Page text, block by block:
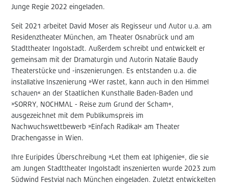
Junge Regie 2022 eingeladen.
Seit 2021 arbeitet David Moser als Regisseur und Autor u.a. am
Residenztheater München, am Theater Osnabrück und am
Stadttheater Ingolstadt. Außerdem schreibt und entwickelt er
gemeinsam mit der Dramaturgin und Autorin Natalie Baudy
Theaterstücke und -inszenierungen. Es entstanden u.a. die
installative Inszenierung »Wer rastet, kann auch in den Himmel
schauen« an der Staatlichen Kunsthalle Baden-Baden und
»SORRY, NOCHMAL - Reise zum Grund der Scham«,
ausgezeichnet mit dem Publikumspreis im
Nachwuchswettbewerb »Einfach Radikal« am Theater
Drachengasse in Wien.
Ihre Euripides Überschreibung »Let them eat Iphigenie«, die sie
am Jungen Stadttheater Ingolstadt inszenierten wurde 2023 zum
Südwind Festvial nach München eingeladen. Zuletzt entwickelten